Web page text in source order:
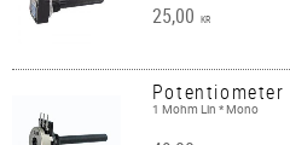
25,00 KR
Potentiometer
1 Mohm Lin * Mono